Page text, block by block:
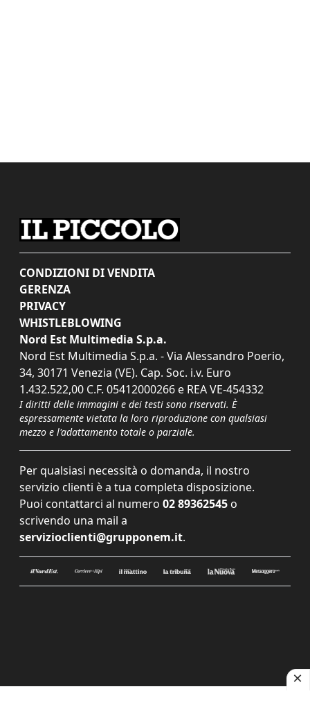
CONDIZIONI DI VENDITA
GERENZA
PRIVACY
WHISTLEBLOWING
Nord Est Multimedia S.p.a.
Nord Est Multimedia S.p.a. - Via Alessandro Poerio,
34, 30171 Venezia (VE). Cap. Soc. i.v. Euro
1.432.522,00 C.F. 05412000266 e REA VE-454332
I diritti delle immagini e dei testi sono riservati. È
espressamente vietata la loro riproduzione con qualsiasi
mezzo e l'adattamento totale o parziale.
Per qualsiasi necessità o domanda, il nostro
servizio clienti è a tua completa disposizione.
Puoi contattarci al numero 02 89362545 o
scrivendo una mail a
servizioclienti@grupponem.it.